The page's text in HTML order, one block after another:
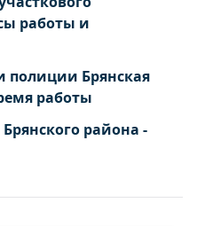
работы и
полиции Брянская
работы
района -